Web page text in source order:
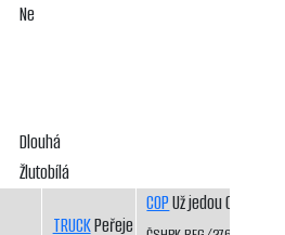
Ne
Dlouhá
Žlutobílá
TRUCKPeřeje CS
COPUž jedou CS